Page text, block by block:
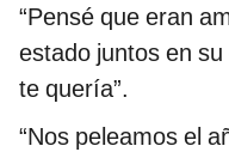
“Pensé que eran
estado juntos en
te quería”.
“Nos peleamos el